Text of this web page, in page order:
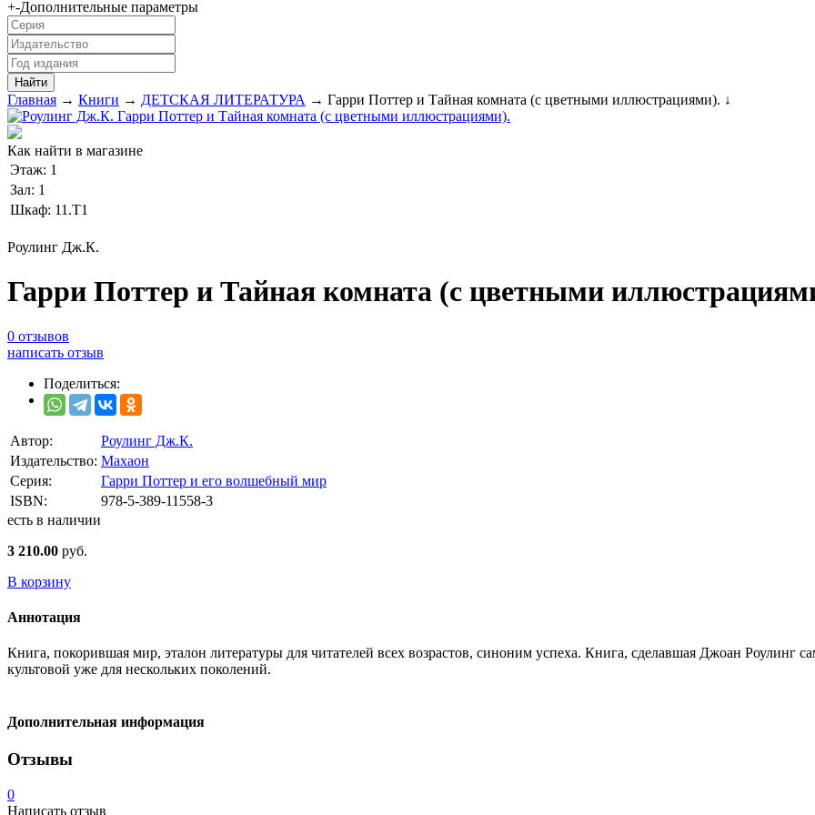
+-Дополнительные параметры
Главная → Книги → ДЕТСКАЯ ЛИТЕРАТУРА → Гарри Поттер и Тайная комната (с цветными иллюстрациями). ↓
Как найти в магазине
Этаж: 1
Зал: 1
Шкаф: 11.Т1
Роулинг Дж.К.
Гарри Поттер и Тайная комната (с цветными
0 отзывов
написать отзыв
Поделиться:
Автор:
Роулинг Дж.К.
Издательство: Махаон
Серия:
Гарри Поттер и его волшебный мир
ISBN:
978-5-389-11558-3
есть в наличии
3 210.00 руб.
В корзину
Аннотация
Книга, покорившая мир, эталон литературы для читателей всех возрастов, синоним успеха. Книга, сделавшая Джоан Роулинг
культовой уже для нескольких поколений.
Дополнительная информация
Отзывы
0
Написать отзыв